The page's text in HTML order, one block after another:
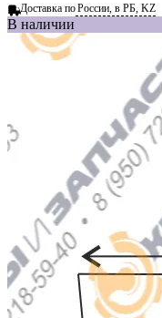
Доставка поРоссии, в РБ, KZ
В наличии